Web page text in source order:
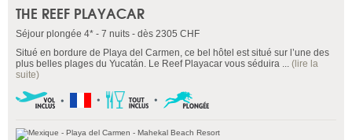
THE REEF PLAYACAR
Séjour plongée 4* - 7 nuits - dès 2305 CHF
Situé en bordure de Playa del Carmen, ce bel hôtel est situé sur l’une des
plus belles plages du Yucatán. Le Reef Playacar vous séduira ... (lire la
suite)